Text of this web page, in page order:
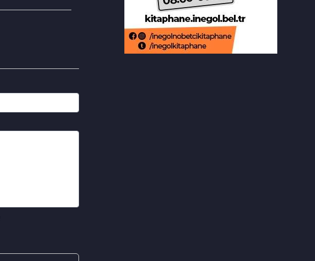
Bursa ekonomisinde tarihi dönüşüm
hamlesi resmen başladı